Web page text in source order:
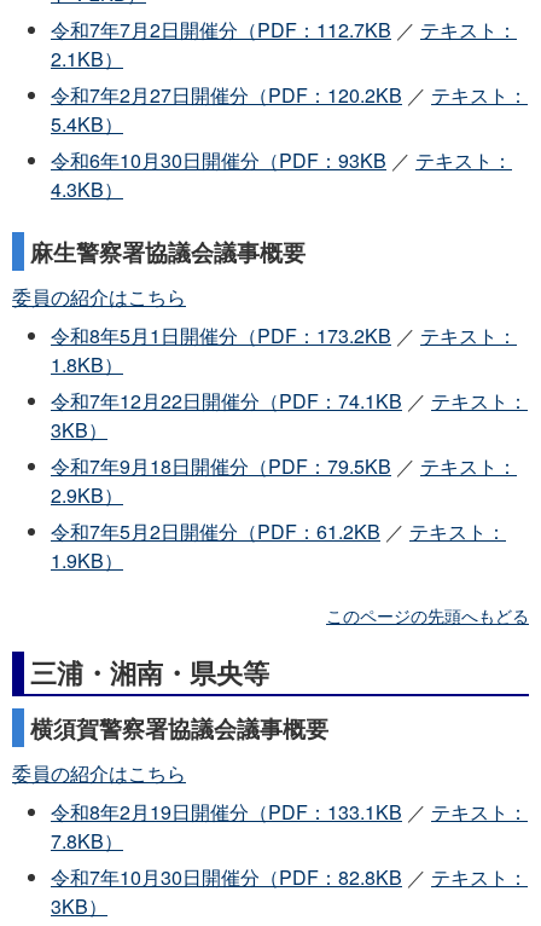
令和7年7月2日開催分（PDF：112.7KB ／ テキスト：
2.1KB）
令和7年2月27日開催分（PDF：120.2KB ／ テキスト：
5.4KB）
令和6年10月30日開催分（PDF：93KB ／ テキスト：
4.3KB）
麻生警察署協議会議事概要
委員の紹介はこちら
令和8年5月1日開催分（PDF：173.2KB ／ テキスト：
1.8KB）
令和7年12月22日開催分（PDF：74.1KB ／ テキスト：
3KB）
令和7年9月18日開催分（PDF：79.5KB ／ テキスト：
2.9KB）
令和7年5月2日開催分（PDF：61.2KB ／ テキスト：
1.9KB）
このページの先頭へもどる
三浦・湘南・県央等
横須賀警察署協議会議事概要
委員の紹介はこちら
令和8年2月19日開催分（PDF：133.1KB ／ テキスト：
7.8KB）
令和7年10月30日開催分（PDF：82.8KB ／ テキスト：
3KB）